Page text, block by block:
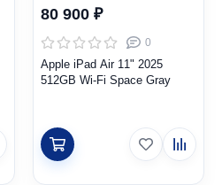
80 900 ₽
0
Apple iPad Air 11" 2025
512GB Wi-Fi Space Gray